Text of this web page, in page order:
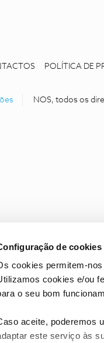
de cookies
cookies permitem-
cookies e/ou
o seu bom
aceite, poderemos
este serviço às
POLÍTICA DE
NOS, todos os